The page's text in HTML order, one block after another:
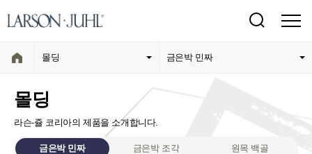
몰딩 금은박 민짜
몰딩
라슨-쥴 코리아의 제품을 소개합니다.
금은박 민짜 금은박 조각
원목 백골